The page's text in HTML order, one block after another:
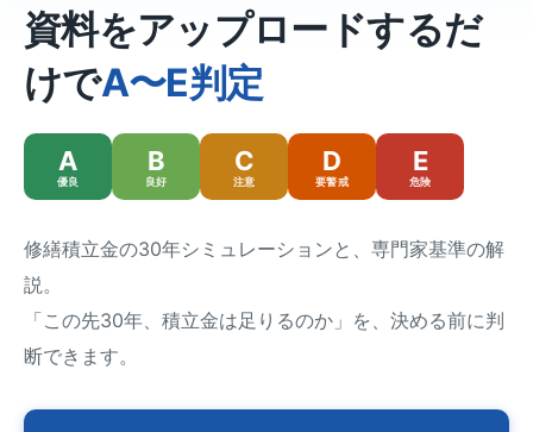
資料をアップロードするだ
けでA〜E判定
A
優良
B
良好
C
注意
D
要警戒
E
危険
修繕積立金の30年シミュレーションと、専門家基準の解
説。
「この先30年、積立金は足りるのか」を、決める前に判
断できます。